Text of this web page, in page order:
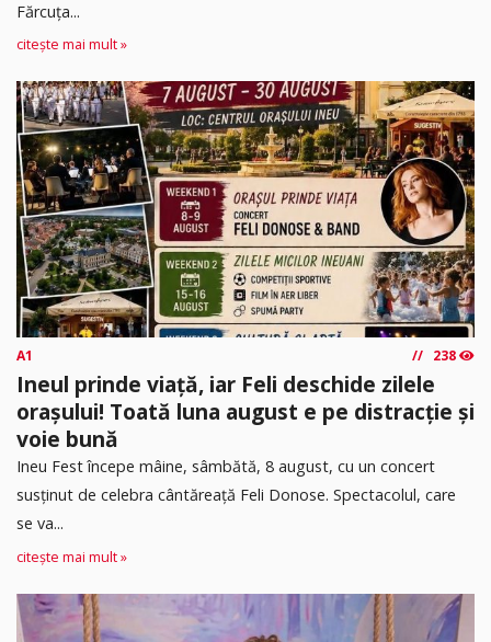
Fărcuța...
citește mai mult »
A1 238
Ineul prinde viață, iar Feli deschide zilele
orașului! Toată luna august e pe distracție și
voie bună
Ineu Fest începe mâine, sâmbătă, 8 august, cu un concert
susținut de celebra cântăreață Feli Donose. Spectacolul, care
se va...
citește mai mult »